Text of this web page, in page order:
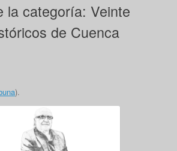
la categoría: Veinte
de Cuenca
).